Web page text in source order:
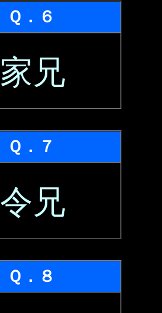
Ｑ．６
家兄
Ｑ．７
令兄
Ｑ．８